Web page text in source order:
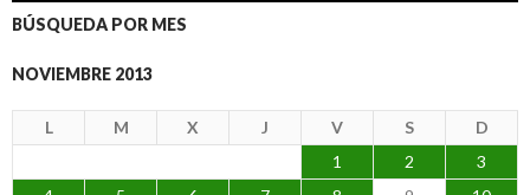
BÚSQUEDA POR MES
NOVIEMBRE 2013
L M X J V S
D
1
2
3